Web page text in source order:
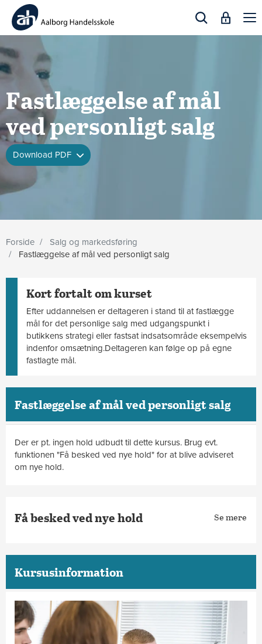
Fastlæggelse af mål
ved personligt salg
Download PDF
Forside
Salg og markedsføring
Fastlæggelse af mål ved personligt salg
Kort fortalt om kurset
Efter uddannelsen er deltageren i stand til at fastlægge
mål for det personlige salg med udgangspunkt i
butikkens strategi eller fastsat indsatsområde eksempelvis
indenfor omsætning.Deltageren kan følge op på egne
fastlagte mål.
Fastlæggelse af mål ved personligt salg
Der er pt. ingen hold udbudt til dette kursus. Brug evt.
funktionen "Få besked ved nye hold" for at blive adviseret
om nye hold.
Få besked ved nye hold Se mere
Kursusinformation